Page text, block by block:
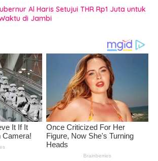
Al Haris Setujui THR Rp1 Juta untuk
di Jambi